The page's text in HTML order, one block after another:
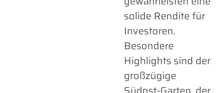
solide Rendite für
Investoren.
Besondere
Highlights sind der
großzügige